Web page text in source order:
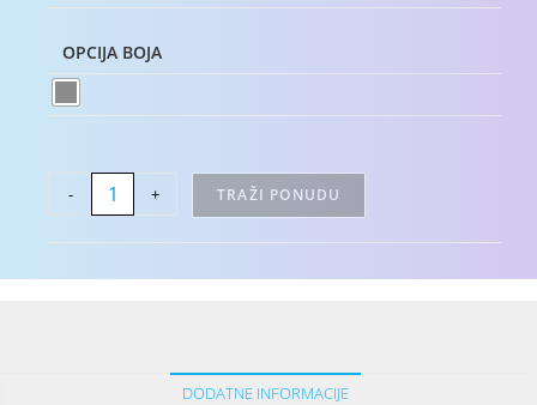
OPCIJA BOJA
- + TRAŽI PONUDU
DODATNE INFORMACIJE